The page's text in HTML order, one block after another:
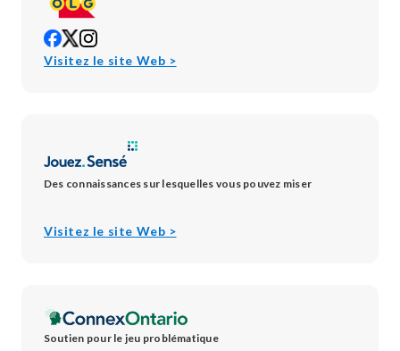
opens
in
opens
in
opens
in
Visitez le site Web >opens
Des connaissances sur lesquelles vous pouvez miser
Visitez le site Web >opens
Soutien pour le jeu problématique